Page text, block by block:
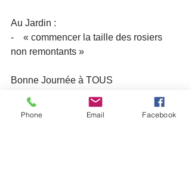
Au Jardin :
-    « commencer la taille des rosiers
non remontants »
Bonne Journée à TOUS
Le Président et les membres du CA
Phone Email Facebook